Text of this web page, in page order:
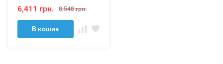
6,411 грн. 8,548 грн.
В кошик